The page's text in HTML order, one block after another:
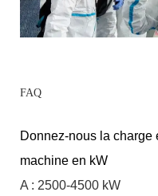
FAQ
Donnez-nous la charge
machine en kW
A : 2500-4500 kW